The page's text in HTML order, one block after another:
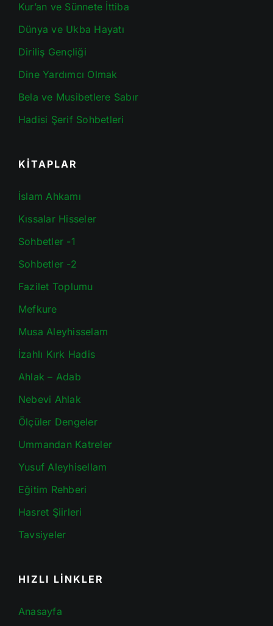
Kur’an ve Sünnete İttiba
Dünya ve Ukba Hayatı
Diriliş Gençliği
Dine Yardımcı Olmak
Bela ve Musibetlere Sabır
Hadisi Şerif Sohbetleri
KİTAPLAR
İslam Ahkamı
Kıssalar Hisseler
Sohbetler -1
Sohbetler -2
Fazilet Toplumu
Mefkure
Musa Aleyhisselam
İzahlı Kırk Hadis
Ahlak – Adab
Nebevi Ahlak
Ölçüler Dengeler
Ummandan Katreler
Yusuf Aleyhisellam
Eğitim Rehberi
Hasret Şiirleri
Tavsiyeler
HIZLI LİNKLER
Anasayfa